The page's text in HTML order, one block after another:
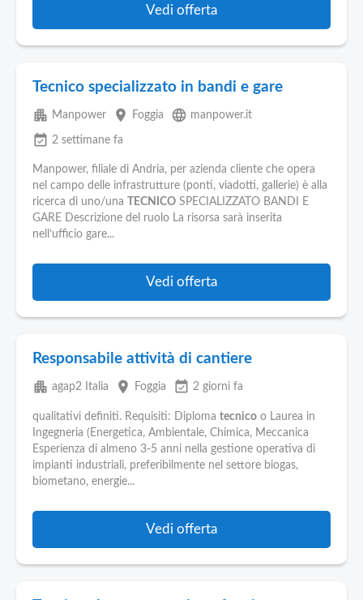
Vedi offerta
Tecnico specializzato in bandi e gare
apartment Manpower place Foggia language manpower.it
event_available 2 settimane fa
Manpower, filiale di Andria, per azienda cliente che opera
nel campo delle infrastrutture (ponti, viadotti, gallerie) è alla
ricerca di uno/una
TECNICO SPECIALIZZATO BANDI E
GARE Descrizione del ruolo La risorsa sarà inserita
nell’ufficio gare...
Vedi offerta
Responsabile attività di cantiere
apartment agap2 Italia place Foggia event_available 2 giorni fa
qualitativi definiti. Requisiti: Diploma tecnico o Laurea in
Ingegneria (Energetica, Ambientale, Chimica, Meccanica
Esperienza di almeno 3-5 anni nella gestione operativa di
impianti industriali, preferibilmente nel settore biogas,
biometano, energie...
Vedi offerta